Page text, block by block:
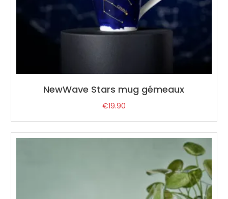
NewWave Stars mug gémeaux
€19.90